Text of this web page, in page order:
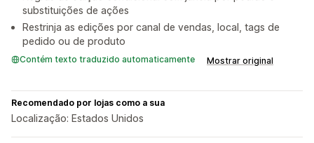
substituições de ações
Restrinja as edições por canal de vendas, local, tags de
pedido ou de produto
Contém texto traduzido automaticamente Mostrar original
Recomendado por lojas como a sua
Localização: Estados Unidos